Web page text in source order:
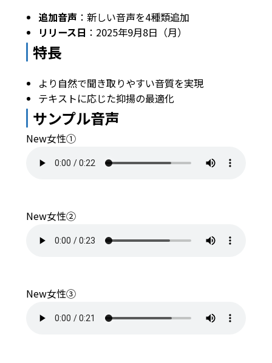
追加音声 ：新しい音声を4種類追加
リリース日 ：2025年9月8日（月）
特長
より自然で聞き取りやすい音質を実現
テキストに応じた抑揚の最適化
サンプル音声
New女性①
New女性②
New女性③